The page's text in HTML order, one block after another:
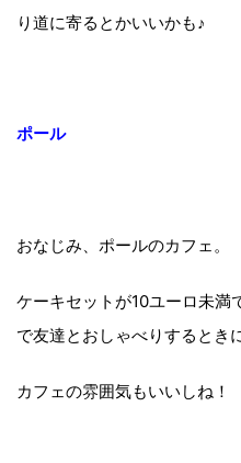
り道に寄るとかいいかも♪
ポール
おなじみ、ポールのカフェ。
ケーキセットが10ユーロ未満
で友達とおしゃべりするとき
カフェの雰囲気もいいしね！